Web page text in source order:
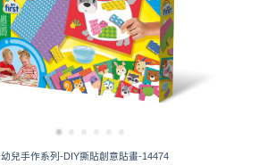
兒手作系列-DIY撕貼創意貼畫-14474